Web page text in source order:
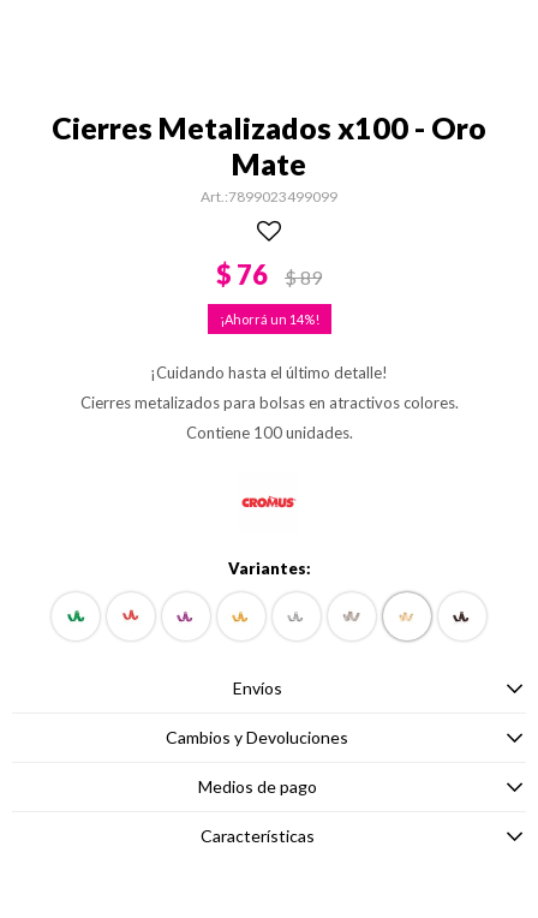
Cierres Metalizados x100 - Oro
Mate
7899023499099
$ 76 $89
14
¡Cuidando hasta el último detalle!
Cierres metalizados para bolsas en atractivos colores.
Contiene 100 unidades.
Variantes:
Envíos
Cambios y Devoluciones
Medios de pago
Características